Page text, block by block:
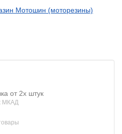
Мотошин (моторезины)
от 2х штук
МКАД